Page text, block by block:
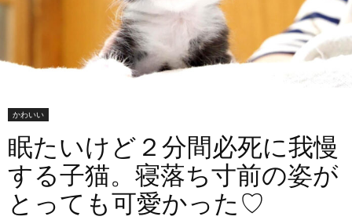
かわいい
眠たいけど２分間必死に我慢
する子猫。寝落ち寸前の姿が
とっても可愛かった♡